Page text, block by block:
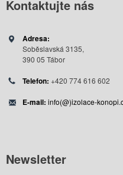
Kontaktujte nás
Adresa:
Soběslavská 3135,
390 05 Tábor
Telefon: +420 774 616 602
E-mail: info(@)izolace-
Newsletter